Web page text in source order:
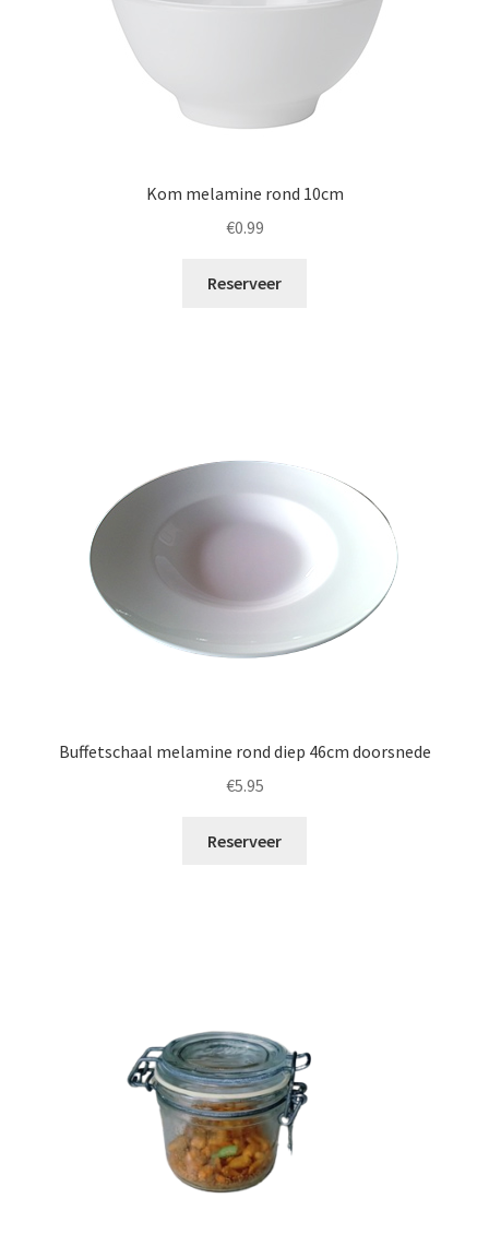
Kom melamine rond 10cm
€0.99
Reserveer
Buffetschaal melamine rond diep 46cm doorsnede
€5.95
Reserveer